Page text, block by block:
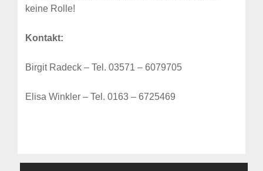
keine Rolle!
Kontakt:
Birgit Radeck – Tel. 03571 – 6079705
Elisa Winkler – Tel. 0163 – 6725469